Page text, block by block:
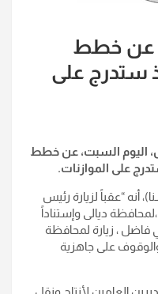
عن خطط
ستدرج على
اليوم السبت، عن خطط
على الموازنات.
أنه “عقباً لزيارة رئيس
ديالى وإستناداً
فاضل ، زيارة لمحافظة
والوقوف على جاهزية
العامين لأنتاج ونقل